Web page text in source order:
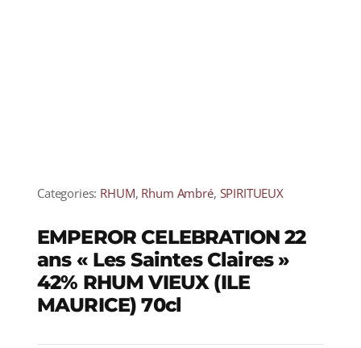
Categories: RHUM, Rhum Ambré, SPIRITUEUX
EMPEROR CELEBRATION 22
ans « Les Saintes Claires »
42% RHUM VIEUX (ILE
MAURICE) 70cl